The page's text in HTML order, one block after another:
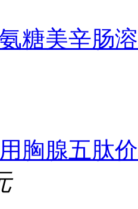
糖美辛肠
胸腺五肽